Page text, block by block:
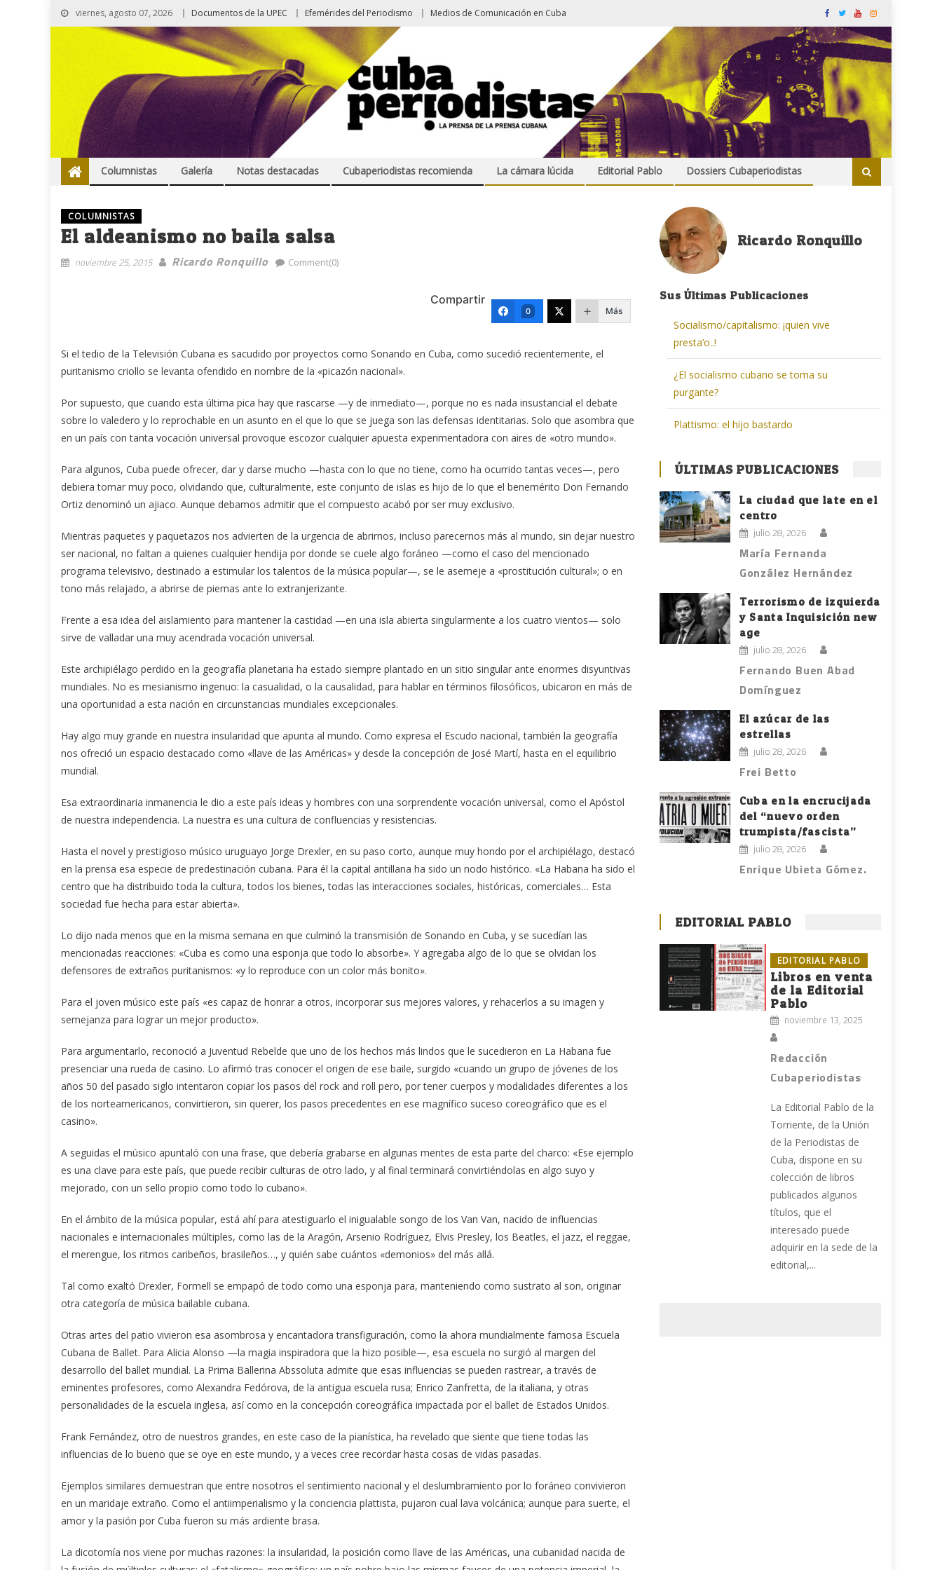
viernes, agosto 07, 2026 Documentos de la UPEC Efemérides del Periodismo Medios de Comunicación en Cuba
Columnistas Galería Notas destacadas Cubaperiodistas recomienda La cámara lúcida Editorial Pablo Dossiers Cubaperiodistas
COLUMNISTAS
El aldeanismo no baila salsa
noviembre 25, 2015 Ricardo Ronquillo Comment(0)
Compartir
0 Más
Si el tedio de la Televisión Cubana es sacudido por proyectos como Sonando en Cuba, como sucedió recientemente, el
puritanismo criollo se levanta ofendido en nombre de la «picazón nacional».
Por supuesto, que cuando esta última pica hay que rascarse —y de inmediato—, porque no es nada insustancial el debate
sobre lo valedero y lo reprochable en un asunto en el que lo que se juega son las defensas identitarias. Solo que asombra que
en un país con tanta vocación universal provoque escozor cualquier apuesta experimentadora con aires de «otro mundo».
Para algunos, Cuba puede ofrecer, dar y darse mucho —hasta con lo que no tiene, como ha ocurrido tantas veces—, pero
debiera tomar muy poco, olvidando que, culturalmente, este conjunto de islas es hijo de lo que el benemérito Don Fernando
Ortiz denominó un ajiaco. Aunque debamos admitir que el compuesto acabó por ser muy exclusivo.
Mientras paquetes y paquetazos nos advierten de la urgencia de abrirnos, incluso parecernos más al mundo, sin dejar nuestro
ser nacional, no faltan a quienes cualquier hendija por donde se cuele algo foráneo —como el caso del mencionado
programa televisivo, destinado a estimular los talentos de la música popular—, se le asemeje a «prostitución cultural»; o en
tono más relajado, a abrirse de piernas ante lo extranjerizante.
Frente a esa idea del aislamiento para mantener la castidad —en una isla abierta singularmente a los cuatro vientos— solo
sirve de valladar una muy acendrada vocación universal.
Este archipiélago perdido en la geografía planetaria ha estado siempre plantado en un sitio singular ante enormes disyuntivas
mundiales. No es mesianismo ingenuo: la casualidad, o la causalidad, para hablar en términos filosóficos, ubicaron en más de
una oportunidad a esta nación en circunstancias mundiales excepcionales.
Hay algo muy grande en nuestra insularidad que apunta al mundo. Como expresa el Escudo nacional, también la geografía
nos ofreció un espacio destacado como «llave de las Américas» y desde la concepción de José Martí, hasta en el equilibrio
mundial.
Esa extraordinaria inmanencia le dio a este país ideas y hombres con una sorprendente vocación universal, como el Apóstol
de nuestra independencia. La nuestra es una cultura de confluencias y resistencias.
Hasta el novel y prestigioso músico uruguayo Jorge Drexler, en su paso corto, aunque muy hondo por el archipiélago, destacó
en la prensa esa especie de predestinación cubana. Para él la capital antillana ha sido un nodo histórico. «La Habana ha sido el
centro que ha distribuido toda la cultura, todos los bienes, todas las interacciones sociales, históricas, comerciales… Esta
sociedad fue hecha para estar abierta».
Lo dijo nada menos que en la misma semana en que culminó la transmisión de Sonando en Cuba, y se sucedían las
mencionadas reacciones: «Cuba es como una esponja que todo lo absorbe». Y agregaba algo de lo que se olvidan los
defensores de extraños puritanismos: «y lo reproduce con un color más bonito».
Para el joven músico este país «es capaz de honrar a otros, incorporar sus mejores valores, y rehacerlos a su imagen y
semejanza para lograr un mejor producto».
Para argumentarlo, reconoció a Juventud Rebelde que uno de los hechos más lindos que le sucedieron en La Habana fue
presenciar una rueda de casino. Lo afirmó tras conocer el origen de ese baile, surgido «cuando un grupo de jóvenes de los
años 50 del pasado siglo intentaron copiar los pasos del rock and roll pero, por tener cuerpos y modalidades diferentes a los
de los norteamericanos, convirtieron, sin querer, los pasos precedentes en ese magnífico suceso coreográfico que es el
casino».
A seguidas el músico apuntaló con una frase, que debería grabarse en algunas mentes de esta parte del charco: «Ese ejemplo
es una clave para este país, que puede recibir culturas de otro lado, y al final terminará convirtiéndolas en algo suyo y
mejorado, con un sello propio como todo lo cubano».
En el ámbito de la música popular, está ahí para atestiguarlo el inigualable songo de los Van Van, nacido de influencias
nacionales e internacionales múltiples, como las de la Aragón, Arsenio Rodríguez, Elvis Presley, los Beatles, el jazz, el reggae,
el merengue, los ritmos caribeños, brasileños…, y quién sabe cuántos «demonios» del más allá.
Tal como exaltó Drexler, Formell se empapó de todo como una esponja para, manteniendo como sustrato al son, originar
otra categoría de música bailable cubana.
Otras artes del patio vivieron esa asombrosa y encantadora transfiguración, como la ahora mundialmente famosa Escuela
Cubana de Ballet. Para Alicia Alonso —la magia inspiradora que la hizo posible—, esa escuela no surgió al margen del
desarrollo del ballet mundial. La Prima Ballerina Abssoluta admite que esas influencias se pueden rastrear, a través de
eminentes profesores, como Alexandra Fedórova, de la antigua escuela rusa; Enrico Zanfretta, de la italiana, y otras
personalidades de la escuela inglesa, así como en la concepción coreográfica impactada por el ballet de Estados Unidos.
Frank Fernández, otro de nuestros grandes, en este caso de la pianística, ha revelado que siente que tiene todas las
influencias de lo bueno que se oye en este mundo, y a veces cree recordar hasta cosas de vidas pasadas.
Ejemplos similares demuestran que entre nosotros el sentimiento nacional y el deslumbramiento por lo foráneo convivieron
en un maridaje extraño. Como el antiimperialismo y la conciencia plattista, pujaron cual lava volcánica; aunque para suerte, el
amor y la pasión por Cuba fueron su más ardiente brasa.
La dicotomía nos viene por muchas razones: la insularidad, la posición como llave de las Américas, una cubanidad nacida de
Ricardo Ronquillo
Sus Últimas Publicaciones
Socialismo/capitalismo: ¡quien vive
presta’o..!
¿El socialismo cubano se toma su
purgante?
Plattismo: el hijo bastardo
ÚLTIMAS PUBLICACIONES
La ciudad que late en el
centro
julio 28, 2026
María Fernanda
González Hernández
Terrorismo de izquierda
y Santa Inquisición new
age
julio 28, 2026
Fernando Buen Abad
Domínguez
El azúcar de las
estrellas
julio 28, 2026
Frei Betto
Cuba en la encrucijada
del “nuevo orden
trumpista/fascista”
julio 28, 2026
Enrique Ubieta Gómez.
EDITORIAL PABLO
EDITORIAL PABLO
Libros en venta
de la Editorial
Pablo
noviembre 13, 2025
Redacción
Cubaperiodistas
La Editorial Pablo de la
Torriente, de la Unión
de la Periodistas de
Cuba, dispone en su
colección de libros
publicados algunos
títulos, que el
interesado puede
adquirir en la sede de la
editorial,...